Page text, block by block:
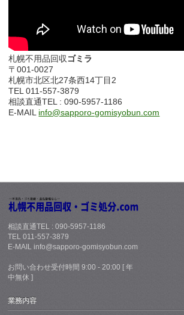
札幌不用品回収 ゴミラ
〒001-0027
札幌市北区北27条西14丁目2
TEL 011-557-3879
相談直通TEL : 090-5957-1186
E-MAIL info@sapporo-gomisyobun.com
相談直通TEL : 090-5957-1186
TEL 011-557-3879
E-MAIL info@sapporo-gomisyobun.com
お問い合わせ受付時間 9:00 - 20:00 [ 年
中無休 ]
業務内容